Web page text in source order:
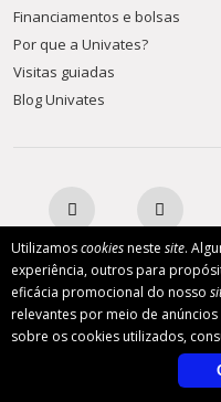
Utilizamoscookiesneste site.
experiência, outros para
eficácia promocional do nosso
relevantes por meio de
sobre os cookies utilizados,
Dúvidas?
Financiamentos e bolsas
Por que a Univates?
Visitas guiadas
Blog Univates
AFILIADA:
Instituição de Ensino